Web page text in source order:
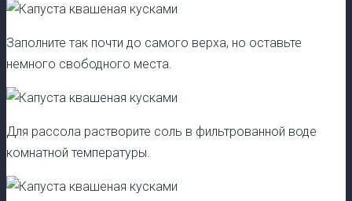
Заполните так почти до самого верха, но оставьте
немного свободного места.
Для рассола растворите соль в фильтрованной воде
комнатной температуры.